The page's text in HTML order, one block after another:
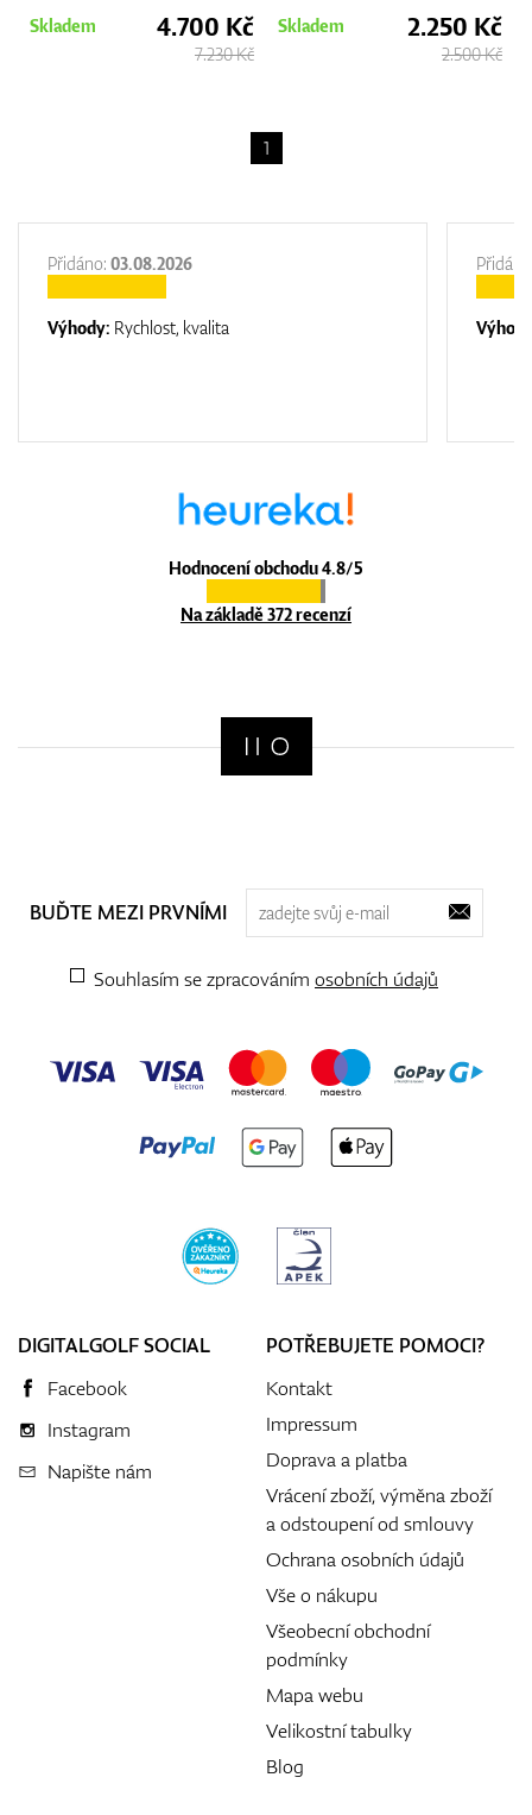
Skladem 4.700 Kč
7.230 Kč
Skladem 2.250 Kč
2.500 Kč
1
Hodnocení obchodu 4.8/5
Na základě 372 recenzí
Přidáno: 03.08.2026
Výhody: Rychlost, kvalita
BUĎTE MEZI PRVNÍMI
Souhlasím se zpracováním osobních údajů
DIGITALGOLF SOCIAL
Facebook
Instagram
Napište nám
POTŘEBUJETE POMOCI?
Kontakt
Impressum
Doprava a platba
Vrácení zboží, výměna zboží
a odstoupení od smlouvy
Ochrana osobních údajů
Vše o nákupu
Všeobecní obchodní
podmínky
Mapa webu
Velikostní tabulky
Blog